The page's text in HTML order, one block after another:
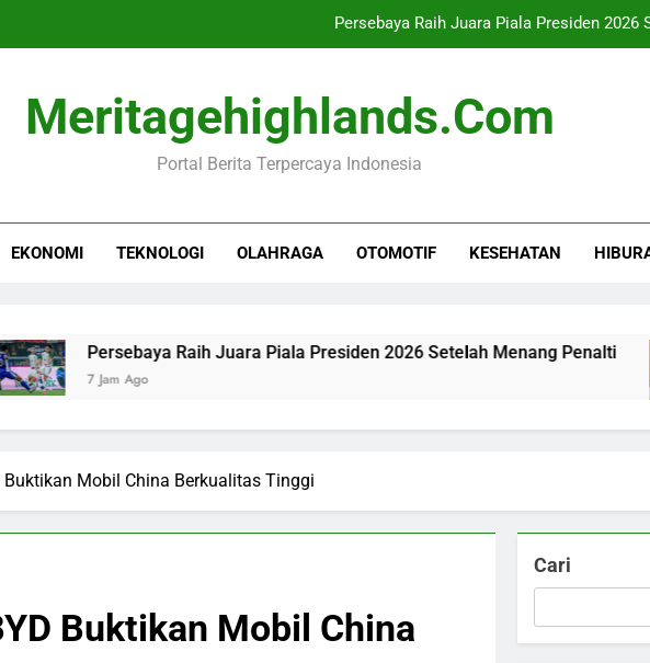
Persebaya Raih Juara Piala Presiden 2026
Toyota Optimis Ekspor Meningkat dan
Industri Buku Anak Berkembang, Tantangan
10 Tahun UU Disabilitas: Fokus
Meritagehighlands.com
Portal Berita Terpercaya Indonesia
EKONOMI TEKNOLOGI OLAHRAGA OTOMOTIF KESEHATAN
Raih Juara Piala Presiden 2026 Setelah Menang Penalti
Jam Ago
Buktikan Mobil China Berkualitas Tinggi
Buktikan Mobil China
Cari